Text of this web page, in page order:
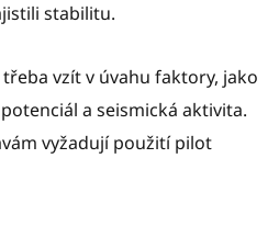
stabilitu.
třeba vzít v úvahu faktory, jako
a seismická aktivita.
vyžadují použití pilot